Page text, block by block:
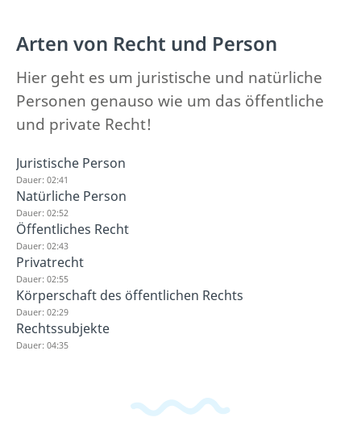
Arten von Recht und Person
Hier geht es um juristische und natürliche
Personen genauso wie um das öffentliche
und private Recht!
Juristische Person
Dauer: 02:41
Natürliche Person
Dauer: 02:52
Öffentliches Recht
Dauer: 02:43
Privatrecht
Dauer: 02:55
Körperschaft des öffentlichen Rechts
Dauer: 02:29
Rechtssubjekte
Dauer: 04:35